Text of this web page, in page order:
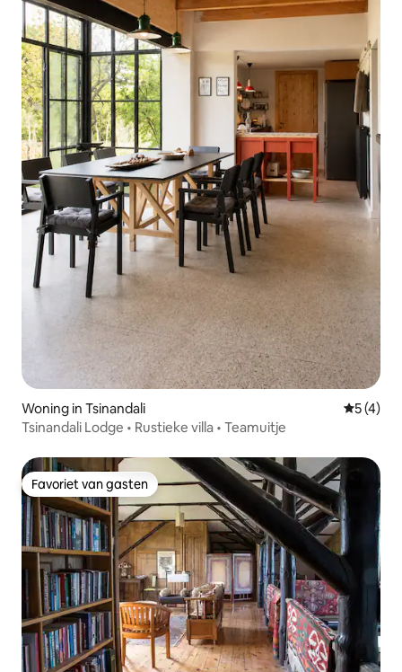
Woning in Tsinandali
5 (4)
Tsinandali Lodge • Rustieke villa • Teamuitje
Favoriet van gasten
Favoriet van gasten